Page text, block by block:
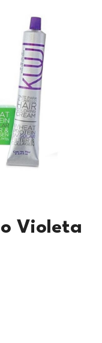
Violeta